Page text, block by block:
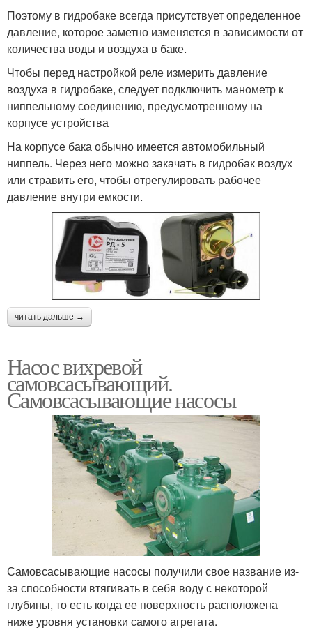
Поэтому в гидробаке всегда присутствует определенное
давление, которое заметно изменяется в зависимости от
количества воды и воздуха в баке.
Чтобы перед настройкой реле измерить давление
воздуха в гидробаке, следует подключить манометр к
ниппельному соединению, предусмотренному на
корпусе устройства
На корпусе бака обычно имеется автомобильный
ниппель. Через него можно закачать в гидробак воздух
или стравить его, чтобы отрегулировать рабочее
давление внутри емкости.
читать дальше →
Насос вихревой
самовсасывающий.
Самовсасывающие насосы
Самовсасывающие насосы получили свое название из-
за способности втягивать в себя воду с некоторой
глубины, то есть когда ее поверхность расположена
ниже уровня установки самого агрегата.